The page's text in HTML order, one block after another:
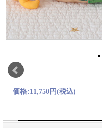
価格:11,750円(税込)